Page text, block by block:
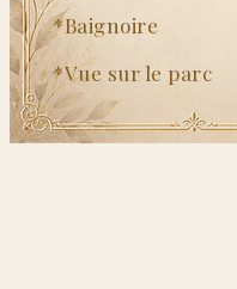
*Baignoire
*Vue sur le parc